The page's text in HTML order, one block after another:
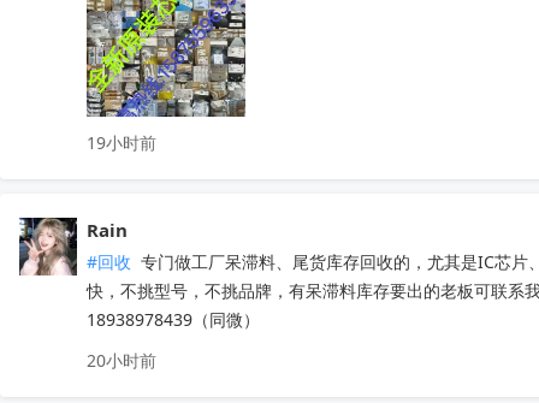
19小时前
Rain
#回收 专门做工厂呆滞料、尾货库存回收的，尤其是IC芯
快，不挑型号，不挑品牌，有呆滞料库存要出的老板可联系
18938978439（同微）
20小时前